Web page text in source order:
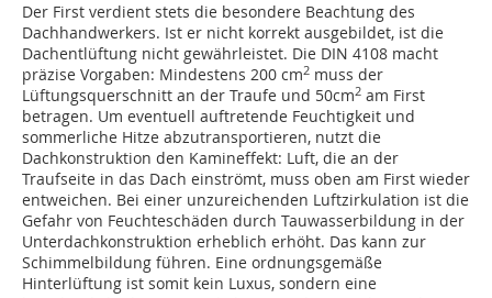
Der First verdient stets die besondere Beachtung des
Dachhandwerkers. Ist er nicht korrekt ausgebildet, ist die
Dachentlüftung nicht gewährleistet. Die DIN 4108 macht
präzise Vorgaben: Mindestens 200 cm2 muss der
Lüftungsquerschnitt an der Traufe und 50cm2 am First
betragen. Um eventuell auftretende Feuchtigkeit und
sommerliche Hitze abzutransportieren, nutzt die
Dachkonstruktion den Kamineffekt: Luft, die an der
Traufseite in das Dach einströmt, muss oben am First wieder
entweichen. Bei einer unzureichenden Luftzirkulation ist die
Gefahr von Feuchteschäden durch Tauwasserbildung in der
Unterdachkonstruktion erheblich erhöht. Das kann zur
Schimmelbildung führen. Eine ordnungsgemäße
Hinterlüftung ist somit kein Luxus, sondern eine